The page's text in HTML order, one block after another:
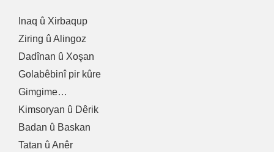
Inaq û Xirbaqup
Ziring û Alingoz
Dadînan û Xoşan
Golabêbinî pir kûre
Gimgime…
Kimsoryan û Dêrik
Badan û Baskan
Tatan û Anêr